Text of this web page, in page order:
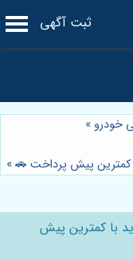
ثبت آگهی
خودرو »
کمترین پیش پرداخت 🚗»
با کمترین پیش